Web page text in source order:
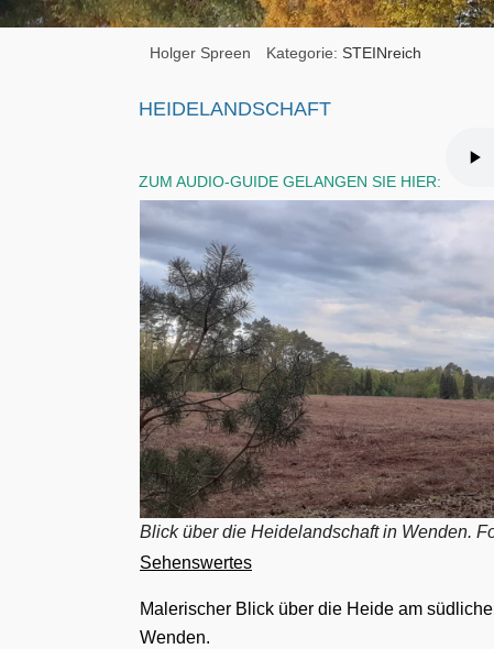
Holger Spreen Kategorie: STEINreich
HEIDELANDSCHAFT
ZUM AUDIO-GUIDE GELANGEN SIE HIER:
Blick über die Heidelandschaft in Wenden.
Sehenswertes
Malerischer Blick über die Heide am
Wenden.